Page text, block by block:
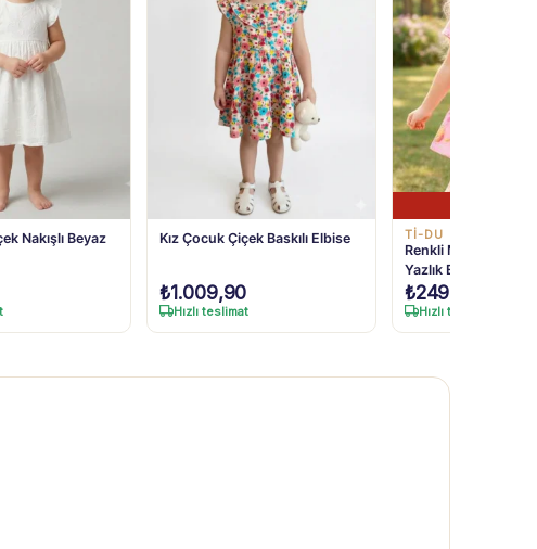
Nakışlı Beyaz
Kız Çocuk Çiçek Baskılı Elbise
₺1.009,90
Hızlı teslimat
Tİ-DU KİDS
Renkli Meyve
Yazlık Elbise -
Kumaşlı Ve
₺249,90
Hızlı teslimat